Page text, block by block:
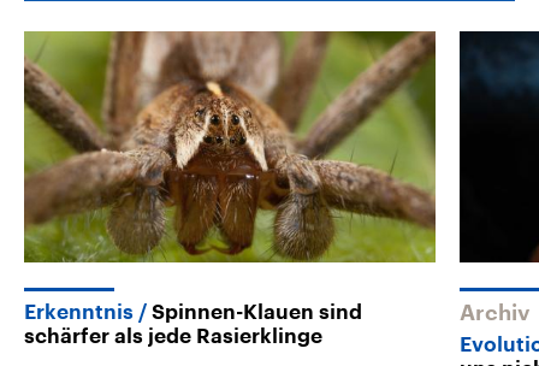
Erkenntnis
Spinnen-Klauen sind
schärfer als jede Rasierklinge
Archiv